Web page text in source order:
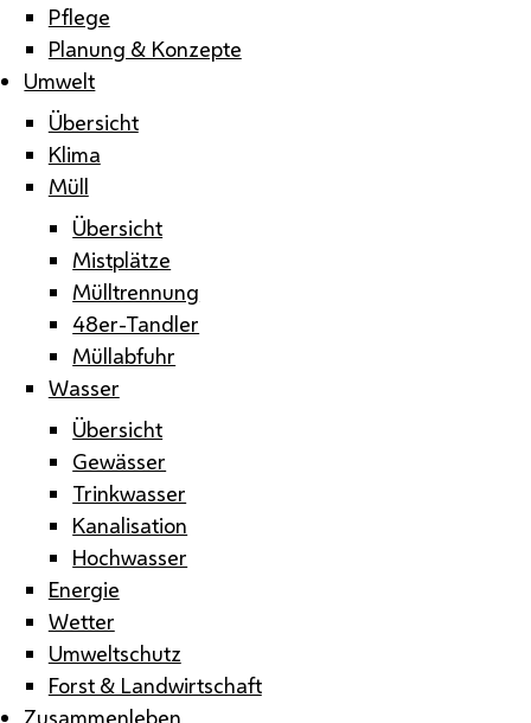
Pflege
Planung & Konzepte
Umwelt
Übersicht
Klima
Müll
Übersicht
Mistplätze
Mülltrennung
48er-Tandler
Müllabfuhr
Wasser
Übersicht
Gewässer
Trinkwasser
Kanalisation
Hochwasser
Energie
Wetter
Umweltschutz
Forst & Landwirtschaft
Zusammenleben